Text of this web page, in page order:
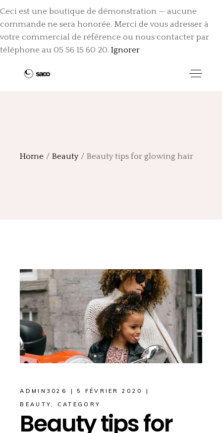
Ceci est une boutique de démonstration — aucune
commande ne sera honorée. Merci de vous adresser à
votre commercial de référence ou nous contacter par
téléphone au 05 56 15 60 20. Ignorer
Home Beauty Beauty tips for glowing hair
ADMIN3026
5 FÉVRIER 2020
BEAUTY , CATEGORY
Beauty tips for